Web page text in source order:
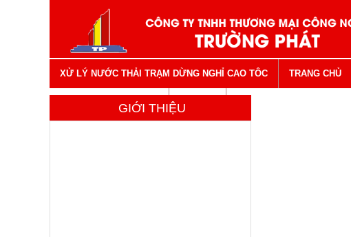
XỬ LÝ NƯỚC THẢI TRẠM DỪNG NGHỈ CAO TÔC TRANG CHỦ
VẬT TƯ NGÀNH NƯỚC LIÊN HỆ
GIỚI THIỆU